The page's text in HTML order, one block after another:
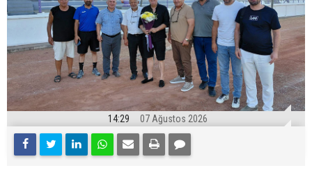
14:29 07 Ağustos 2026